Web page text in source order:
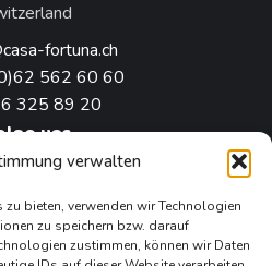
verwalten
bieten, verwenden wir Technologien
zu speichern bzw. darauf
zustimmen, können wir Daten
fortuna.ch
562 60 60
325 89 20
uns
Projekte